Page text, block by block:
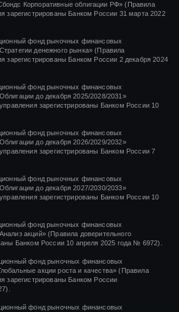
Корпоративные облигации РФ» (Правила
зарегистрированы Банком России 31 марта 2022
фонд рыночных финансовых
денежного рынка» (Правила
зарегистрированы Банком России 2 декабря 2024
фонд рыночных финансовых
до декабря 2025/2028/2031»
зарегистрированы Банком России 10
фонд рыночных финансовых
до декабря 2026/2029/2032»
зарегистрированы Банком России 7
фонд рыночных финансовых
до декабря 2027/2030/2033»
зарегистрированы Банком России 10
фонд рыночных финансовых
акций» (Правила доверительного
Банком России 10 апреля 2025 года № 6972).
фонд рыночных финансовых
акции роста и качества» (Правила
зарегистрированы Банком России
фонд рыночных финансовых